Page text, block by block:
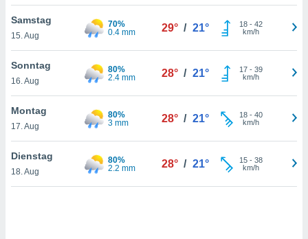
Rand
Samstag
15. Aug
70%
0.4 mm
29° / 21° 18- 42
km/h
Sonntag
16. Aug
80%
2.4 mm
28° / 21° 17- 39
km/h
Montag
17. Aug
80%
3 mm
28° / 21° 18- 40
km/h
Dienstag
18. Aug
80%
2.2 mm
28° / 21° 15- 38
km/h